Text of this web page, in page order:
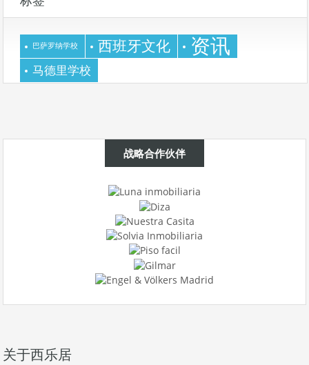
巴萨罗纳学校 西班牙文化 资讯
马德里学校
战略合作伙伴
关于西乐居